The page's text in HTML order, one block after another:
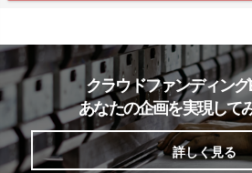
クラウドファンディング
あなたの企画を実現して
詳しく見る